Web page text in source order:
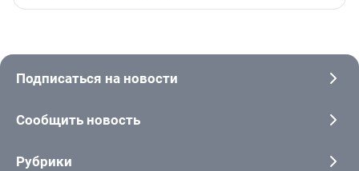
Подписаться на новости
Сообщить новость
Рубрики